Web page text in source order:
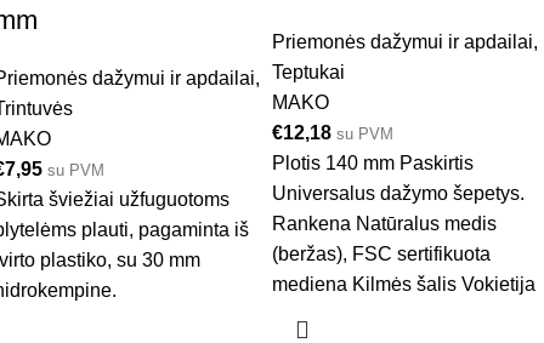
dažymui ir apdailai,
7,95 su PVM
šviežiai užfuguotoms
plauti, pagaminta iš
plastiko, su 30 mm
Priemonės dažymui ir apdailai,
Teptukai
MAKO
€12,18 su PVM
Plotis 140 mm Paskirtis
Universalus dažymo šepetys.
Rankena Natūralus medis
(beržas), FSC sertifikuota
mediena Kilmės šalis Vokietija